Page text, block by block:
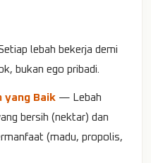
lebah bekerja demi
bukan ego pribadi.
yang Baik — Lebah
bersih (nektar) dan
(madu, propolis,